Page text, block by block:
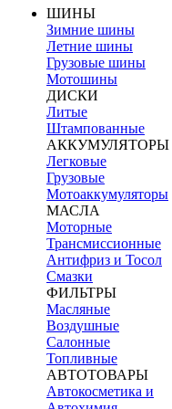
ШИНЫ
Зимние шины
Летние шины
Грузовые шины
Мотошины
ДИСКИ
Литые
Штампованные
АККУМУЛЯТОРЫ
Легковые
Грузовые
Мотоаккумуляторы
МАСЛА
Моторные
Трансмиссионные
Антифриз и Тосол
Смазки
ФИЛЬТРЫ
Масляные
Воздушные
Салонные
Топливные
АВТОТОВАРЫ
Автокосметика и